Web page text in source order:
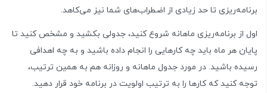
برنامه‌ریزی تا حد زیادی از اضطراب‌های شما نیز می‌کاهد.
اول از برنامه‌ریزی ماهانه شروع کنید، جدولی بکشید و مشخص کنید تا
پایان هر ماه باید چه کارهایی را انجام داده باشید و به چه اهدافی
رسیده باشید. در مورد جدول ماهانه و روزانه هم به همین ترتیب،
توجه کنید که کارها را به ترتیب اولویت در برنامه خود قرار دهید.